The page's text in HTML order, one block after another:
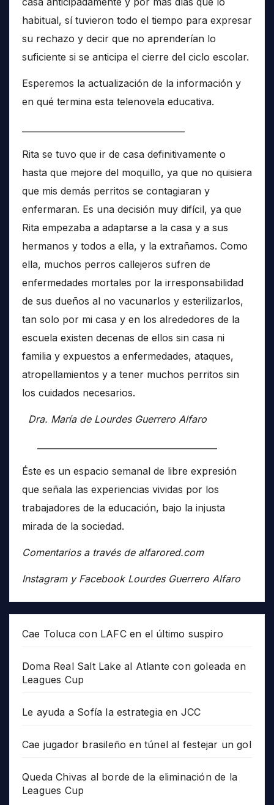
habitual, sí tuvieron todo el tiempo para expresar
su rechazo y decir que no aprenderían lo
suficiente si se anticipa el cierre del ciclo escolar.
Esperemos la actualización de la información y
en qué termina esta telenovela educativa.
Rita se tuvo que ir de casa definitivamente o
hasta que mejore del moquillo, ya que no quisiera
que mis demás perritos se contagiaran y
enfermaran. Es una decisión muy difícil, ya que
Rita empezaba a adaptarse a la casa y a sus
hermanos y todos a ella, y la extrañamos. Como
ella, muchos perros callejeros sufren de
enfermedades mortales por la irresponsabilidad
de sus dueños al no vacunarlos y esterilizarlos,
tan solo por mi casa y en los alrededores de la
escuela existen decenas de ellos sin casa ni
familia y expuestos a enfermedades, ataques,
atropellamientos y a tener muchos perritos sin
los cuidados necesarios.
Dra. María de Lourdes Guerrero Alfaro
Éste es un espacio semanal de libre expresión
que señala las experiencias vividas por los
trabajadores de la educación, bajo la injusta
mirada de la sociedad.
Comentarios a través de alfarored.com
Instagram y Facebook Lourdes Guerrero Alfaro
Cae Toluca con LAFC en el último suspiro
Doma Real Salt Lake al Atlante con goleada en
Leagues Cup
Le ayuda a Sofía la estrategia en JCC
Cae jugador brasileño en túnel al festejar un gol
Queda Chivas al borde de la eliminación de la
Leagues Cup